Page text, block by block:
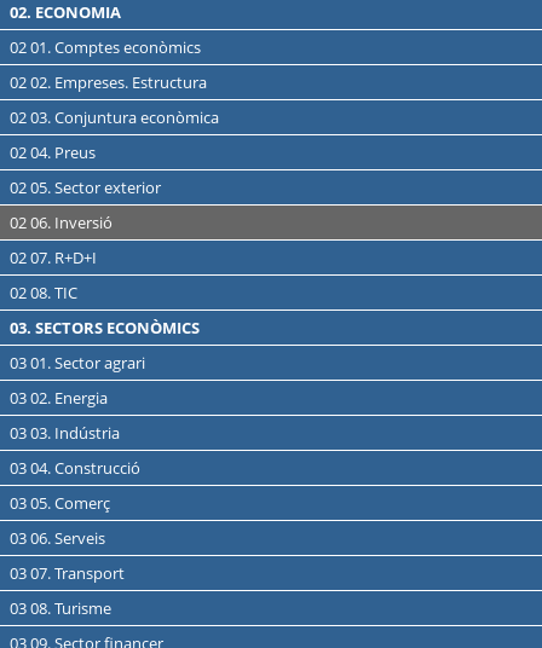
02. ECONOMIA
02 01. Comptes econòmics
02 02. Empreses. Estructura
02 03. Conjuntura econòmica
02 04. Preus
02 05. Sector exterior
02 06. Inversió
02 07. R+D+I
02 08. TIC
03. SECTORS ECONÒMICS
03 01. Sector agrari
03 02. Energia
03 03. Indústria
03 04. Construcció
03 05. Comerç
03 06. Serveis
03 07. Transport
03 08. Turisme
03 09. Sector financer